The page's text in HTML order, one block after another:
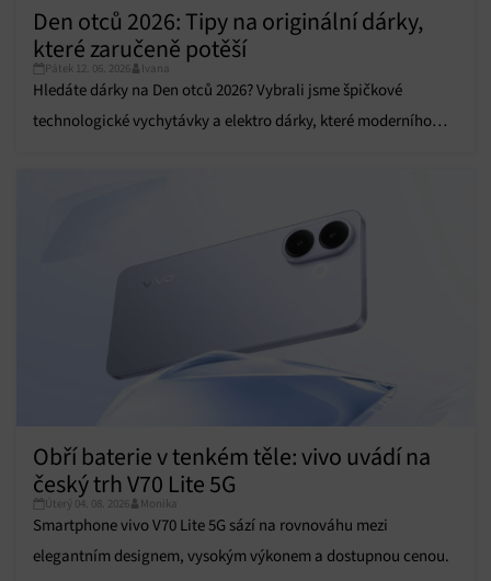
Přiřazování a kombinování údajů z jiných zdrojů
údajů, Propojení různých zařízení, Identifikace
zařízení na základě automaticky přenášených
informací.
Zajištění bezpečnosti, předcházení a zjišťování
Den otců 2026: Tipy na originální dárky,
které zaručeně potěší
Pátek 12. 06. 2026 Ivana
Hledáte dárky na Den otců 2026? Vybrali jsme špičkové
technologické vychytávky a elektro dárky, které moderního
Obří baterie v tenkém těle: vivo uvádí na
český trh V70 Lite 5G
Úterý 04. 08. 2026 Monika
Smartphone vivo V70 Lite 5G sází na rovnováhu mezi
elegantním designem, vysokým výkonem a dostupnou cenou.